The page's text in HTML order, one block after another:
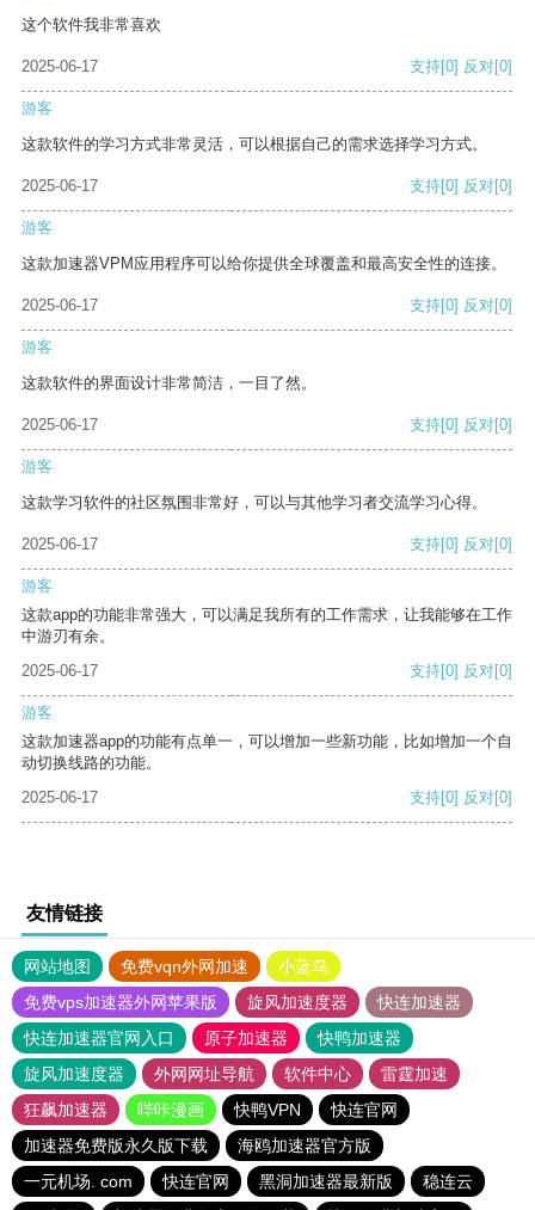
这个软件我非常喜欢
2025-06-17 支持[0] 反对[0]
游客
这款软件的学习方式非常灵活，可以根据自己的需求选择学习方式。
2025-06-17 支持[0] 反对[0]
游客
这款加速器VPM应用程序可以给你提供全球覆盖和最高安全性的连接。
2025-06-17 支持[0] 反对[0]
游客
这款软件的界面设计非常简洁，一目了然。
2025-06-17 支持[0] 反对[0]
游客
这款学习软件的社区氛围非常好，可以与其他学习者交流学习心得。
2025-06-17 支持[0] 反对[0]
游客
这款app的功能非常强大，可以满足我所有的工作需求，让我能够在工作
中游刃有余。
2025-06-17
支持[0] 反对[0]
游客
这款加速器app的功能有点单一，可以增加一些新功能，比如增加一个自
动切换线路的功能。
2025-06-17
支持[0] 反对[0]
友情链接
网站地图 免费vqn外网加速
小蓝鸟
免费vps加速器外网苹果版
旋风加速度器
快连加速器
快连加速器官网入口
原子加速器
快鸭加速器
旋风加速度器
外网网址导航 软件中心
雷霆加速
狂飙加速器
哔咔漫画 快鸭VPN
快连官网
加速器免费版永久版下载
海鸥加速器官方版
一元机场. com
快连官网 黑洞加速器最新版
稳连云